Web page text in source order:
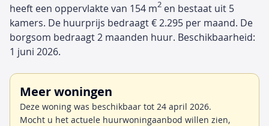
heeft een oppervlakte van 154 m2 en bestaat uit 5
kamers. De huurprijs bedraagt € 2.295 per maand. De
borgsom bedraagt 2 maanden huur. Beschikbaarheid:
1 juni 2026.
Meer woningen
Deze woning was beschikbaar tot 24 april 2026.
Mocht u het actuele huurwoningaanbod willen zien,